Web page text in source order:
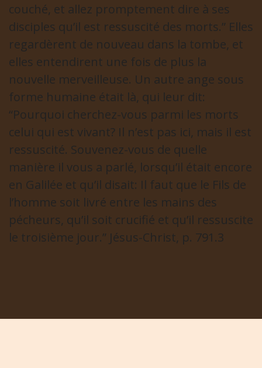
couché, et allez promptement dire à ses
disciples qu’il est ressuscité des morts.” Elles
regardèrent de nouveau dans la tombe, et
elles entendirent une fois de plus la
nouvelle merveilleuse. Un autre ange sous
forme humaine était là, qui leur dit:
“Pourquoi cherchez-vous parmi les morts
celui qui est vivant? Il n’est pas ici, mais il est
ressuscité. Souvenez-vous de quelle
manière il vous a parlé, lorsqu’il était encore
en Galilée et qu’il disait: Il faut que le Fils de
l’homme soit livré entre les mains des
pécheurs, qu’il soit crucifié et qu’il ressuscite
le troisième jour.” Jésus-Christ, p. 791.3